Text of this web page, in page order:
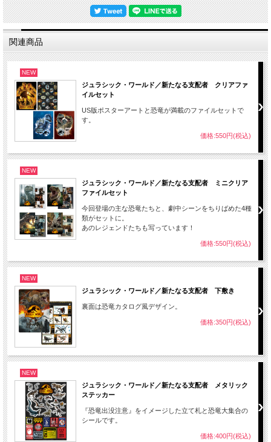
関連商品
NEW
ジュラシック・ワールド／新たなる支配者 クリアファ
イルセット
US版ポスターアートと恐竜が満載のファイルセットで
す。
価格:550円(税込)
NEW
ジュラシック・ワールド／新たなる支配者 ミニクリア
ファイルセット
今回登場の主な恐竜たちと、劇中シーンをちりばめた4種
類がセットに。
あのレジェンドたちも写っています！
価格:550円(税込)
NEW
ジュラシック・ワールド／新たなる支配者 下敷き
裏面は恐竜カタログ風デザイン。
価格:350円(税込)
NEW
ジュラシック・ワールド／新たなる支配者 メタリック
ステッカー
『恐竜出没注意』をイメージした立て札と恐竜大集合の
シールです。
価格:400円(税込)